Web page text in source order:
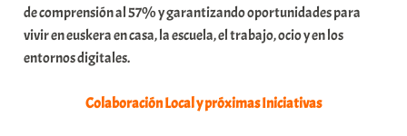
de comprensión al 57% y garantizando oportunidades para
vivir en euskera en casa, la escuela, el trabajo, ocio y en los
entornos digitales.
Colaboración Local y próximas Iniciativas